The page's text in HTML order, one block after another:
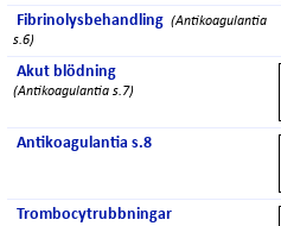
Fibrinolysbehandling (Antikoagulantia
s.6)
Akut blödning
(Antikoagulantia s.7)
Antikoagulantia s.8
Trombocytrubbningar